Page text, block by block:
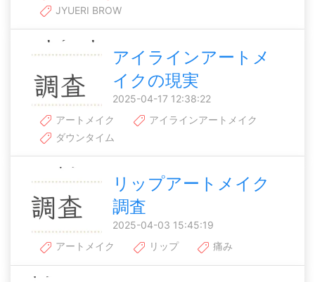
JYUERI BROW
アイラインアートメ
イクの現実
2025-04-17 12:38:22
アートメイク
アイラインアートメイク
ダウンタイム
リップアートメイク
調査
2025-04-03 15:45:19
アートメイク
リップ 痛み